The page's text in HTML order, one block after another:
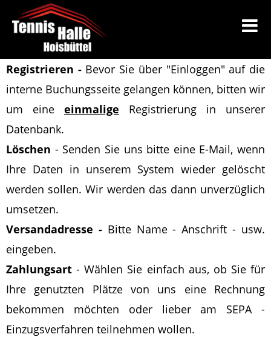
Registrieren - Bevor Sie über "Einloggen" auf die
interne Buchungsseite gelangen können, bitten wir
um eine einmalige Registrierung in unserer
Datenbank.
Löschen - Senden Sie uns bitte eine E-Mail, wenn
Ihre Daten in unserem System wieder gelöscht
werden sollen. Wir werden das dann unverzüglich
umsetzen.
Versandadresse - Bitte Name - Anschrift - usw.
eingeben.
Zahlungsart - Wählen Sie einfach aus, ob Sie für
Ihre genutzten Plätze von uns eine Rechnung
bekommen möchten oder lieber am SEPA -
Einzugsverfahren teilnehmen wollen.